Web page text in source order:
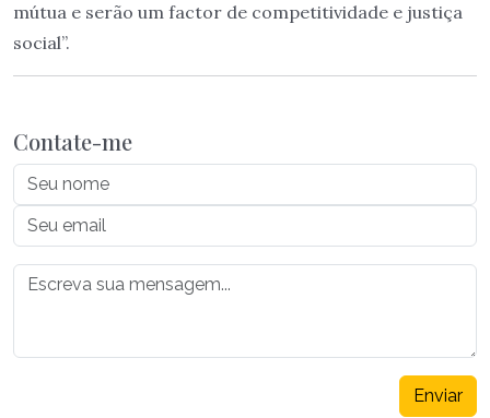
mútua e serão um factor de competitividade e justiça
social”.
Contate-me
Enviar